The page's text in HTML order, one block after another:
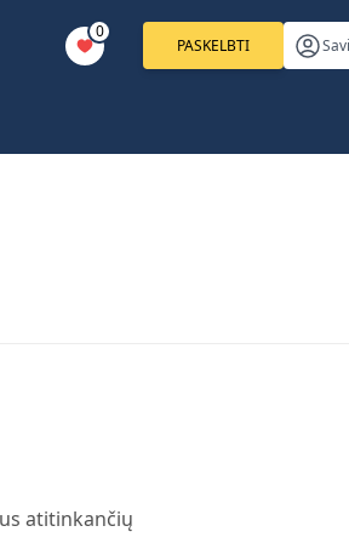
0
PASKELBTI
atitinkančių